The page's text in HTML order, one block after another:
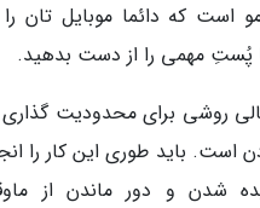
است که دائما موبایل تان
یا پُستِ مهمی را از دست بدهید.
روشی برای محدودیت
باید طوری این کار را
شدن و دور ماندن از